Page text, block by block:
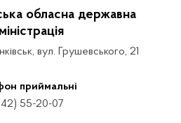
обласна державна
вул. Грушевського, 21
приймальні
55-20-07